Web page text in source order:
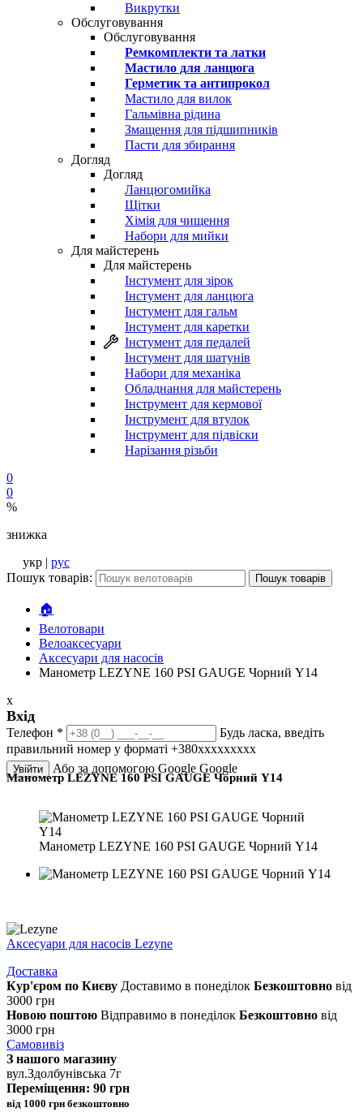
Викрутки
Обслуговування
Обслуговування
Ремкомплекти та латки
Мастило для ланцюга
Герметик та антипрокол
Мастило для вилок
Гальмівна рідина
Змащення для підшипників
Пасти для збирання
Догляд
Догляд
Ланцюгомийка
Щітки
Хімія для чищення
Набори для мийки
Для майстерень
Для майстерень
Інстумент для зірок
Інстумент для ланцюга
Інстумент для гальм
Інстумент для каретки
Інстумент для педалей
Інстумент для шатунів
Набори для механіка
Обладнання для майстерень
Інструмент для кермової
Інструмент для втулок
Інструмент для підвіски
Нарізання різьби
0
0
%
знижка
укр | рус
Пошук товарів:
Пошук товарів
🏠
Велотовари
Велоаксесуари
Аксесуари для насосів
Манометр LEZYNE 160 PSI GAUGE Чорний Y14
x
Вхід
Телефон *
Будь ласка, введіть
правильний номер у форматі +380ххххххххх
Увійти Або за допомогою Google Google
Манометр LEZYNE 160 PSI GAUGE Чорний Y14
Манометр LEZYNE 160 PSI GAUGE Чорний Y14
Аксесуари для насосів Lezyne
Доставка
Кур'єром по Києву Доставимо в понеділок Безкоштовно від
3000 грн
Новою поштою Відправимо в понеділок Безкоштовно від
3000 грн
Самовивіз
З нашого магазину
вул.Здолбунівська 7г
Переміщення: 90 грн
від 1000 грн безкоштовно